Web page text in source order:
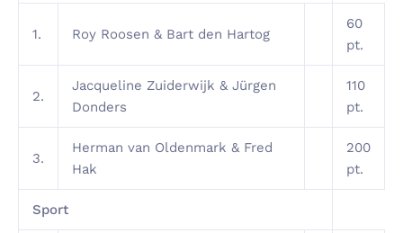
1. Roy Roosen & Bart den Hartog
60
pt.
2.
Jacqueline Zuiderwijk & Jürgen
Donders
110
pt.
3.
Herman van Oldenmark & Fred
Hak
200
pt.
Sport